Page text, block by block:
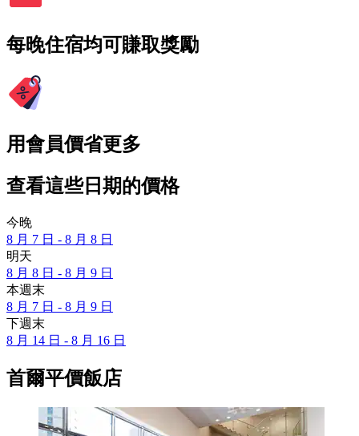
每晚住宿均可賺取獎勵
用會員價省更多
查看這些日期的價格
今晚
8 月 7 日 - 8 月 8 日
明天
8 月 8 日 - 8 月 9 日
本週末
8 月 7 日 - 8 月 9 日
下週末
8 月 14 日 - 8 月 16 日
首爾平價飯店